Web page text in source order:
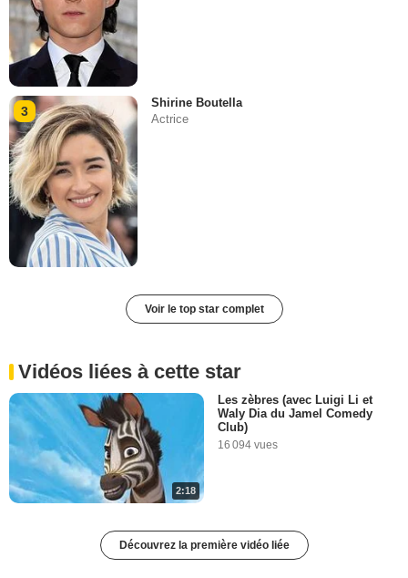
3
Shirine Boutella
Actrice
Voir le top star complet
Vidéos liées à cette star
2:18
Les zèbres (avec Luigi Li et
Waly Dia du Jamel Comedy
Club)
16 094 vues
Découvrez la première vidéo liée